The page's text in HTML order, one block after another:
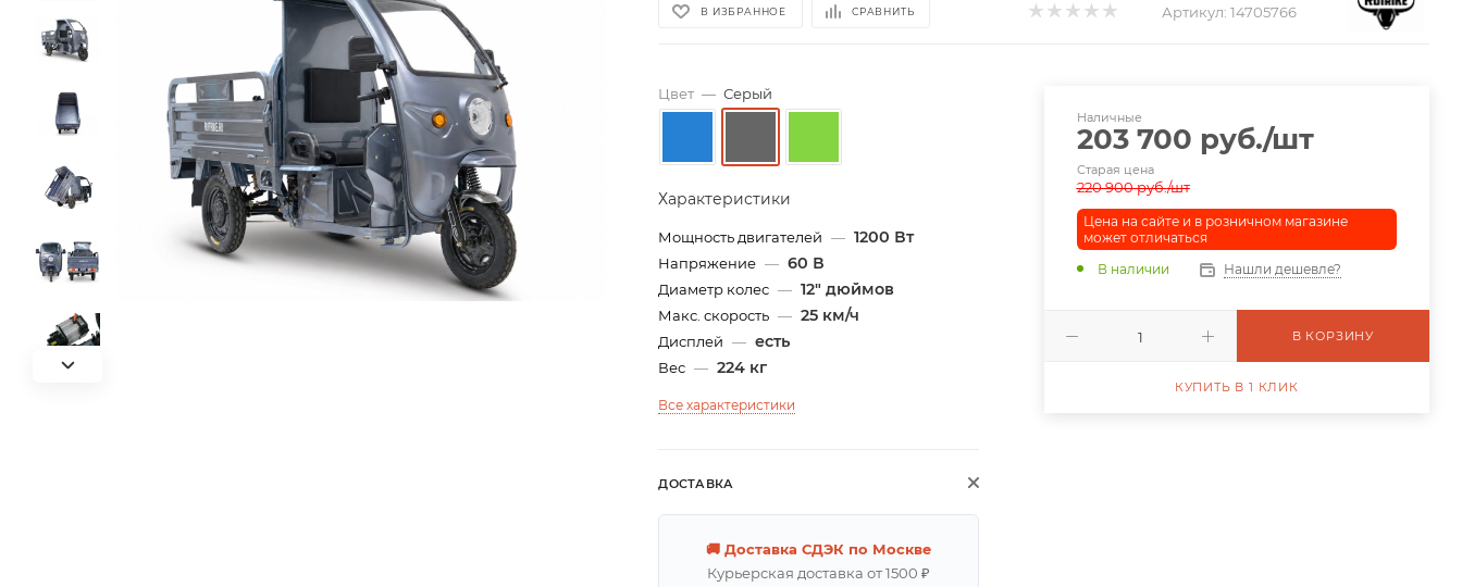
В ИЗБРАННОЕ СРАВНИТЬ Артикул: 14705766
Цвет — Серый
Характеристики
Мощность двигателей — 1200 Вт
Напряжение — 60 В
Диаметр колес — 12" дюймов
Макс. скорость — 25 км/ч
Дисплей — есть
Вес — 224 кг
Все характеристики
ДОСТАВКА
🚚 Доставка СДЭК по Москве
Курьерская доставка от 1500 ₽
Наличные
203 700 руб./шт
Старая цена
220 900руб./шт
Цена на сайте и в розничном магазине
может отличаться
В наличии
Нашли дешевле?
В КОРЗИНУ
КУПИТЬ В 1 КЛИК